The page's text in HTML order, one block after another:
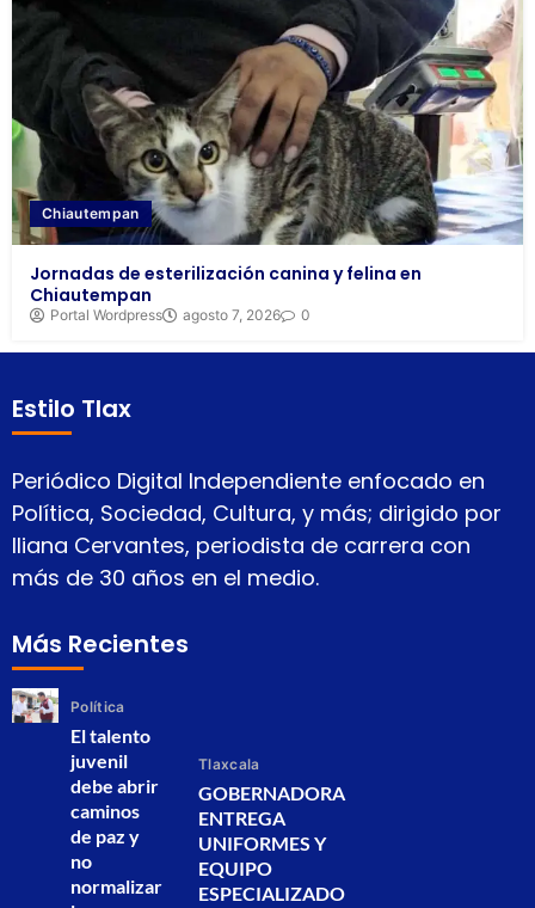
Chiautempan
Jornadas de esterilización canina y felina en
Chiautempan
Portal Wordpress agosto 7, 2026 0
Estilo Tlax
Periódico Digital Independiente enfocado en
Política, Sociedad, Cultura, y más; dirigido por
Iliana Cervantes, periodista de carrera con
más de 30 años en el medio.
Más Recientes
Política
El talento
juvenil
debe abrir
caminos
de paz y
no
normalizar
Tlaxcala
GOBERNADORA
ENTREGA
UNIFORMES Y
EQUIPO
ESPECIALIZADO